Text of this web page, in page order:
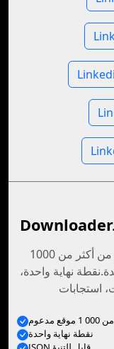
استخلاص الفيديوهات والصوت والصور من أكثر من 1000
نهاية واحدة،
مدعوم
نقطة نهاية واحدة